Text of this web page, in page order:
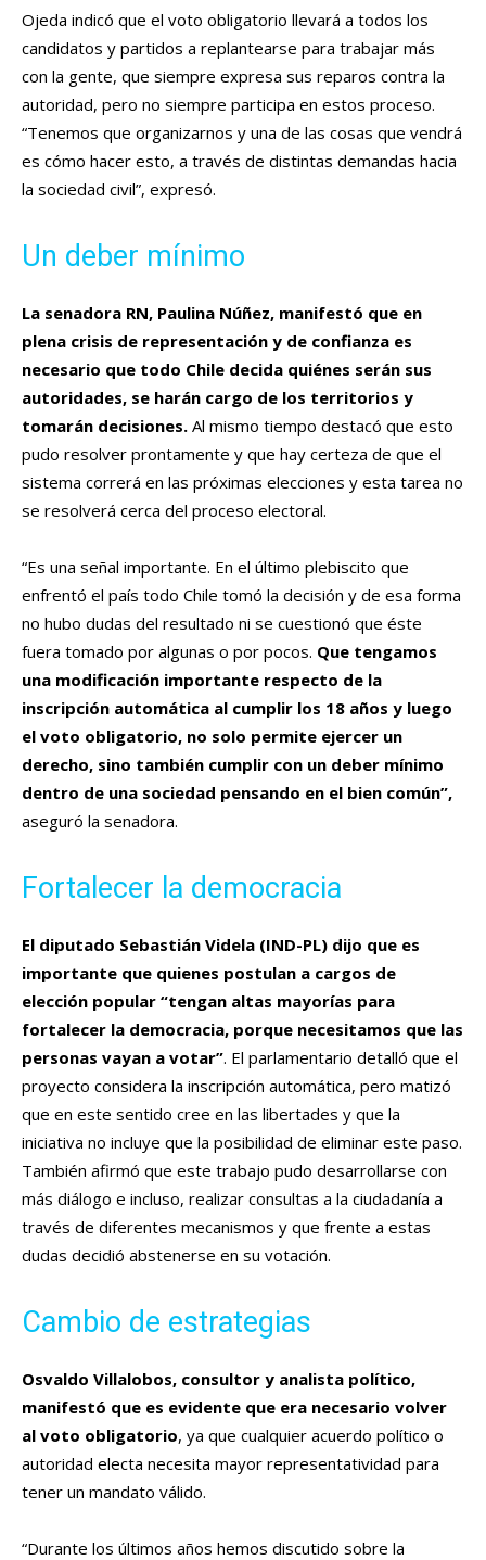
Ojeda indicó que el voto obligatorio llevará a todos los
candidatos y partidos a replantearse para trabajar más
con la gente, que siempre expresa sus reparos contra la
autoridad, pero no siempre participa en estos proceso.
“Tenemos que organizarnos y una de las cosas que vendrá
es cómo hacer esto, a través de distintas demandas hacia
la sociedad civil”, expresó.
Un deber mínimo
La senadora RN, Paulina Núñez, manifestó que en
plena crisis de representación y de confianza es
necesario que todo Chile decida quiénes serán sus
autoridades, se harán cargo de los territorios y
tomarán decisiones. Al mismo tiempo destacó que esto
pudo resolver prontamente y que hay certeza de que el
sistema correrá en las próximas elecciones y esta tarea no
se resolverá cerca del proceso electoral.
“Es una señal importante. En el último plebiscito que
enfrentó el país todo Chile tomó la decisión y de esa forma
no hubo dudas del resultado ni se cuestionó que éste
fuera tomado por algunas o por pocos. Que tengamos
una modificación importante respecto de la
inscripción automática al cumplir los 18 años y luego
el voto obligatorio, no solo permite ejercer un
derecho, sino también cumplir con un deber mínimo
dentro de una sociedad pensando en el bien común”,
aseguró la senadora.
Fortalecer la democracia
El diputado Sebastián Videla (IND-PL) dijo que es
importante que quienes postulan a cargos de
elección popular “tengan altas mayorías para
fortalecer la democracia, porque necesitamos que las
personas vayan a votar”. El parlamentario detalló que el
proyecto considera la inscripción automática, pero matizó
que en este sentido cree en las libertades y que la
iniciativa no incluye que la posibilidad de eliminar este paso.
También afirmó que este trabajo pudo desarrollarse con
más diálogo e incluso, realizar consultas a la ciudadanía a
través de diferentes mecanismos y que frente a estas
dudas decidió abstenerse en su votación.
Cambio de estrategias
Osvaldo Villalobos, consultor y analista político,
manifestó que es evidente que era necesario volver
al voto obligatorio, ya que cualquier acuerdo político o
autoridad electa necesita mayor representatividad para
tener un mandato válido.
“Durante los últimos años hemos discutido sobre la